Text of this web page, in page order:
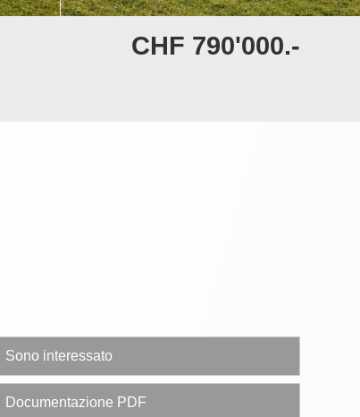
CHF 790'000.-
Sono interessato
Documentazione PDF